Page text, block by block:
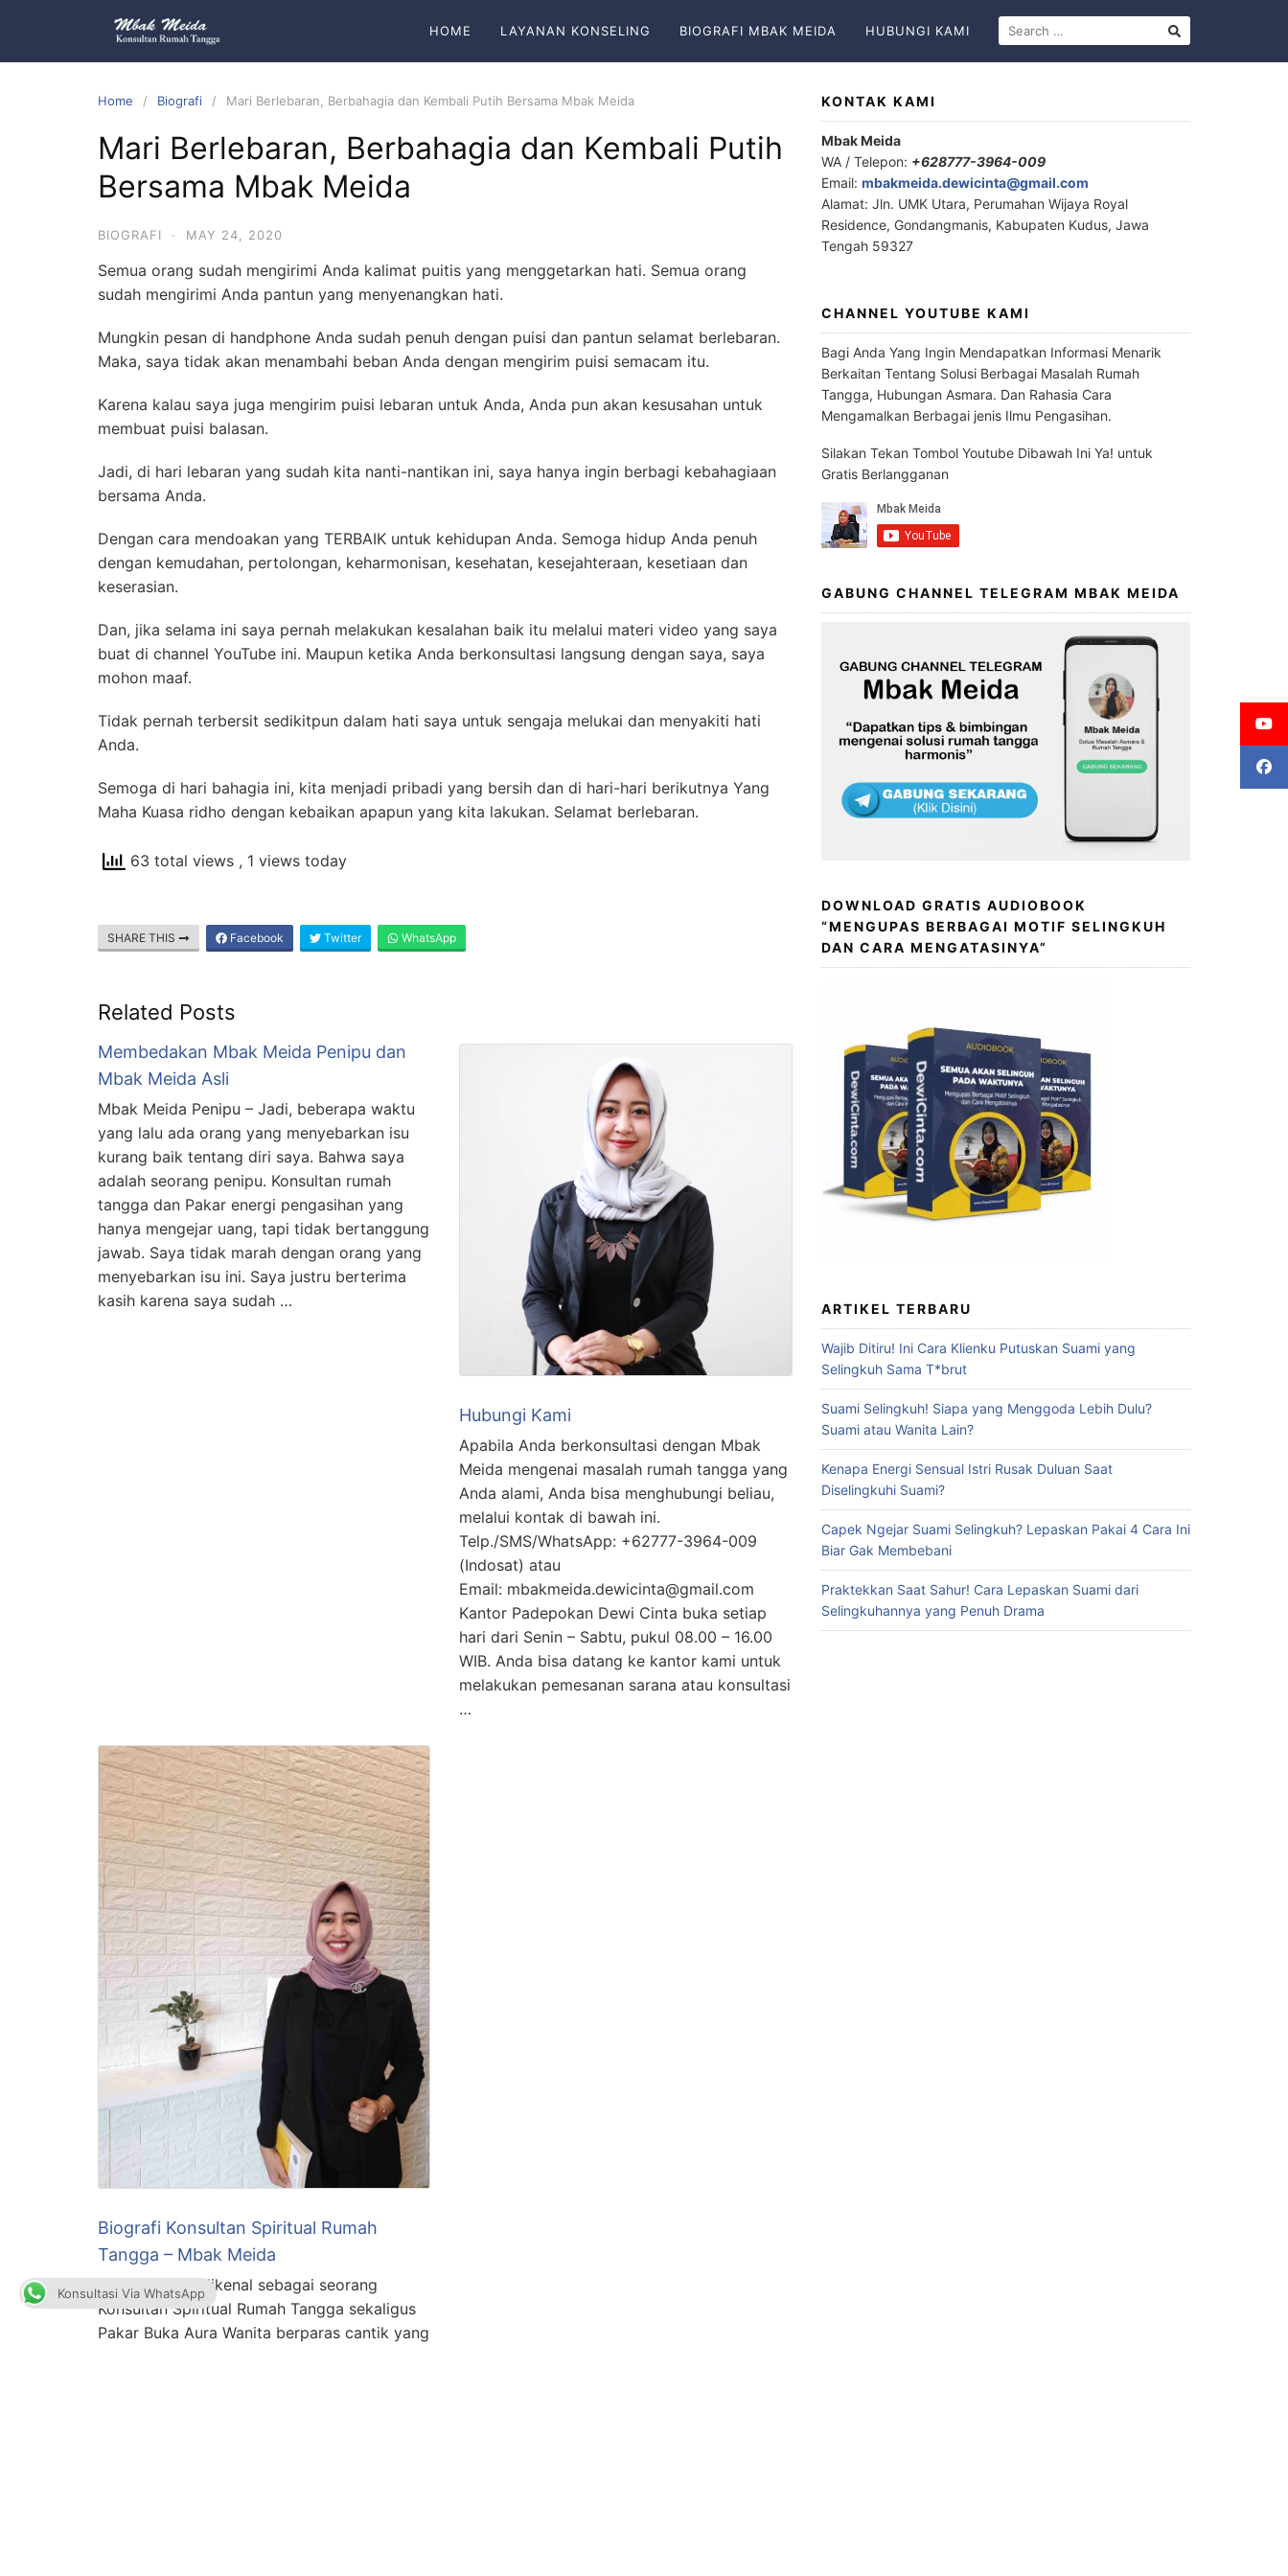
HOME LAYANAN KONSELING BIOGRAFI MBAK MEIDA HUBUNGI KAMI
Home Biografi Mari Berlebaran, Berbahagia dan Kembali Putih Bersama Mbak Meida
Mari Berlebaran, Berbahagia dan Kembali Putih
Bersama Mbak Meida
BIOGRAFI · MAY 24, 2020
Semua orang sudah mengirimi Anda kalimat puitis yang menggetarkan hati. Semua orang
sudah mengirimi Anda pantun yang menyenangkan hati.
Mungkin pesan di handphone Anda sudah penuh dengan puisi dan pantun selamat berlebaran.
Maka, saya tidak akan menambahi beban Anda dengan mengirim puisi semacam itu.
Karena kalau saya juga mengirim puisi lebaran untuk Anda, Anda pun akan kesusahan untuk
membuat puisi balasan.
Jadi, di hari lebaran yang sudah kita nanti-nantikan ini, saya hanya ingin berbagi kebahagiaan
bersama Anda.
Dengan cara mendoakan yang TERBAIK untuk kehidupan Anda. Semoga hidup Anda penuh
dengan kemudahan, pertolongan, keharmonisan, kesehatan, kesejahteraan, kesetiaan dan
keserasian.
Dan, jika selama ini saya pernah melakukan kesalahan baik itu melalui materi video yang saya
buat di channel YouTube ini. Maupun ketika Anda berkonsultasi langsung dengan saya, saya
mohon maaf.
Tidak pernah terbersit sedikitpun dalam hati saya untuk sengaja melukai dan menyakiti hati
Anda.
Semoga di hari bahagia ini, kita menjadi pribadi yang bersih dan di hari-hari berikutnya Yang
Maha Kuasa ridho dengan kebaikan apapun yang kita lakukan. Selamat berlebaran.
63 total views , 1 views today
SHARE THIS Facebook Twitter WhatsApp
Related Posts
Membedakan Mbak Meida Penipu dan
Mbak Meida Asli
Mbak Meida Penipu – Jadi, beberapa waktu
yang lalu ada orang yang menyebarkan isu
kurang baik tentang diri saya. Bahwa saya
adalah seorang penipu. Konsultan rumah
tangga dan Pakar energi pengasihan yang
hanya mengejar uang, tapi tidak bertanggung
jawab. Saya tidak marah dengan orang yang
menyebarkan isu ini. Saya justru berterima
kasih karena saya sudah …
Hubungi Kami
Apabila Anda berkonsultasi dengan Mbak
Meida mengenai masalah rumah tangga yang
Anda alami, Anda bisa menghubungi beliau,
melalui kontak di bawah ini.
Telp./SMS/WhatsApp: +62777-3964-009
(Indosat) atau
Email: mbakmeida.dewicinta@gmail.com
Kantor Padepokan Dewi Cinta buka setiap
hari dari Senin – Sabtu, pukul 08.00 – 16.00
WIB. Anda bisa datang ke kantor kami untuk
melakukan pemesanan sarana atau konsultasi
…
Biografi Konsultan Spiritual Rumah
Tangga – Mbak Meida
Mbak Meida dikenal sebagai seorang
Konsultan Spiritual Rumah Tangga sekaligus
Pakar Buka Aura Wanita berparas cantik yang
KONTAK KAMI
Mbak Meida
WA / Telepon: +628777-3964-009
Email: mbakmeida.dewicinta@gmail.com
Alamat: Jln. UMK Utara, Perumahan Wijaya Royal
Residence, Gondangmanis, Kabupaten Kudus, Jawa
Tengah 59327
CHANNEL YOUTUBE KAMI
Bagi Anda Yang Ingin Mendapatkan Informasi Menarik
Berkaitan Tentang Solusi Berbagai Masalah Rumah
Tangga, Hubungan Asmara. Dan Rahasia Cara
Mengamalkan Berbagai jenis Ilmu Pengasihan.
Silakan Tekan Tombol Youtube Dibawah Ini Ya! untuk
Gratis Berlangganan
GABUNG CHANNEL TELEGRAM MBAK MEIDA
DOWNLOAD GRATIS AUDIOBOOK
“MENGUPAS BERBAGAI MOTIF SELINGKUH
DAN CARA MENGATASINYA”
ARTIKEL TERBARU
Wajib Ditiru! Ini Cara Klienku Putuskan Suami yang
Selingkuh Sama T*brut
Suami Selingkuh! Siapa yang Menggoda Lebih Dulu?
Suami atau Wanita Lain?
Kenapa Energi Sensual Istri Rusak Duluan Saat
Diselingkuhi Suami?
Capek Ngejar Suami Selingkuh? Lepaskan Pakai 4 Cara Ini
Biar Gak Membebani
Praktekkan Saat Sahur! Cara Lepaskan Suami dari
Selingkuhannya yang Penuh Drama
Konsultasi Via WhatsApp